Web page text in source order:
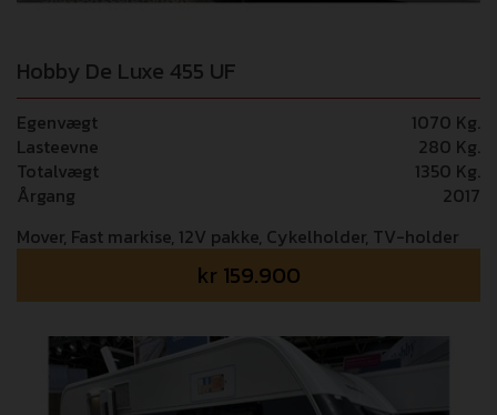
Hobby De Luxe 455 UF
Egenvægt
1070 Kg.
Lasteevne
280 Kg.
Totalvægt
1350 Kg.
Årgang
2017
Mover, Fast markise, 12V pakke, Cykelholder, TV-holder
kr 159.900